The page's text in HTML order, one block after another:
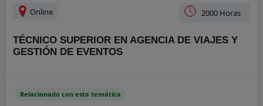
Online 2000 Horas
TÉCNICO SUPERIOR EN AGENCIA DE VIAJES Y
GESTIÓN DE EVENTOS
Relacionado con esta temática